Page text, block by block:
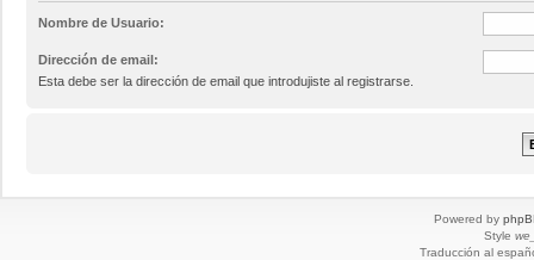
Nombre de Usuario:
Dirección de email:
Esta debe ser la dirección de email que introdujiste al registrarse.
Powered by
Style
Traducción al